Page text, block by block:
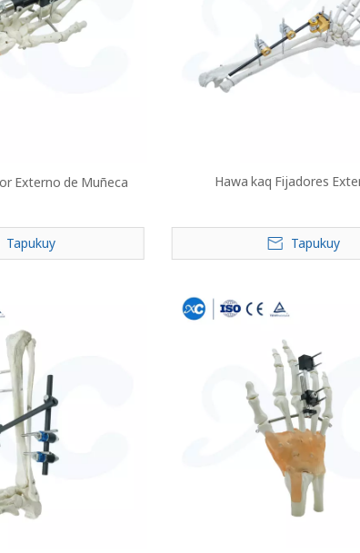
Externo de Muñeca
Tapukuy
Hawa kaq Fijadores
Tapukuy